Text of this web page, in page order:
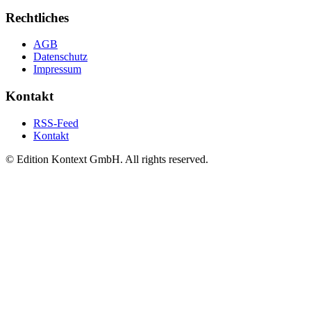
Rechtliches
AGB
Datenschutz
Impressum
Kontakt
RSS-Feed
Kontakt
© Edition Kontext GmbH. All rights reserved.